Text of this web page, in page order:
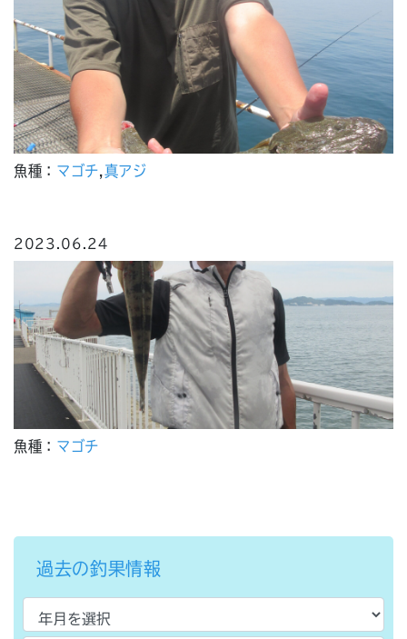
魚種： マゴチ,真アジ
2023.06.24
魚種： マゴチ
過去の釣果情報